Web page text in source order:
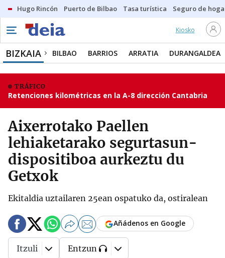
Hugo Rincón Puerto de Bilbao Tasa turística Seguro de
Kiosko
BIZKAIA BILBAO BARRIOS ARRATIA DURANGALDEA
TRÁFICO
Retenciones kilométricas en la A-8 dirección Cantabria
Aixerrotako Paellen
lehiaketarako segurtasun-
dispositiboa aurkeztu du
Getxok
Ekitaldia uztailaren 25ean ospatuko da, ostiralean
Añádenos en Google
Itzuli Entzun